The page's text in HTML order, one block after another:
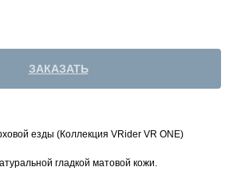
ЗАКАЗАТЬ
езды (Коллекция VRider VR ONE)
гладкой матовой кожи.